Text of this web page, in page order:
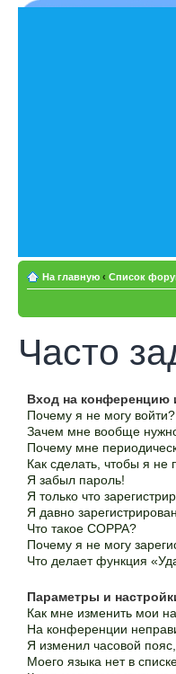
На главную ‹ Список
Часто
Вход на конференцию
Почему я не могу войти?
Зачем мне вообще
Почему мне
Как сделать, чтобы я не
Я забыл пароль!
Я только что
Я давно
Что такое COPPA?
Почему я не могу
Что делает функция
Параметры и
Как мне изменить мои
На конференции
Я изменил часовой
Моего языка нет в